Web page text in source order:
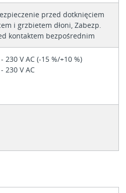
przed dotknięciem
i grzbietem dłoni, Zabezp.
kontaktem bezpośrednim
230 V AC (-15 %/+10 %)
230 V AC